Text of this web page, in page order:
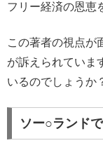
フリー経済の恩恵
この著者の視点が
が訴えられていま
いるのでしょうか
ソー○ランド